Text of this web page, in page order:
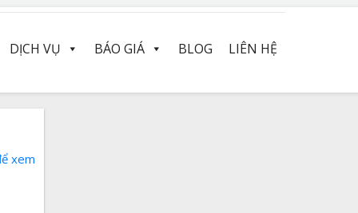
DỊCH VỤ BÁO GIÁ BLOG LIÊN HỆ
xem